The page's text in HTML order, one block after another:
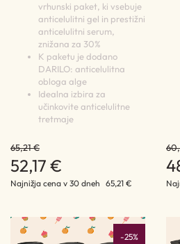
vrhunski paket, ki vsebuje
anticelulitni gel in prestižni
anticelulitni serum,
znižana za 30%
K paketu je dodano
DARILO: anticelulitna
obloga alge
Idealna izbira za
učinkovite anticelulitne
tretmaje
65,21 €
52,17 €
Najnižja cena v 30 dneh 65,21 €
-25%